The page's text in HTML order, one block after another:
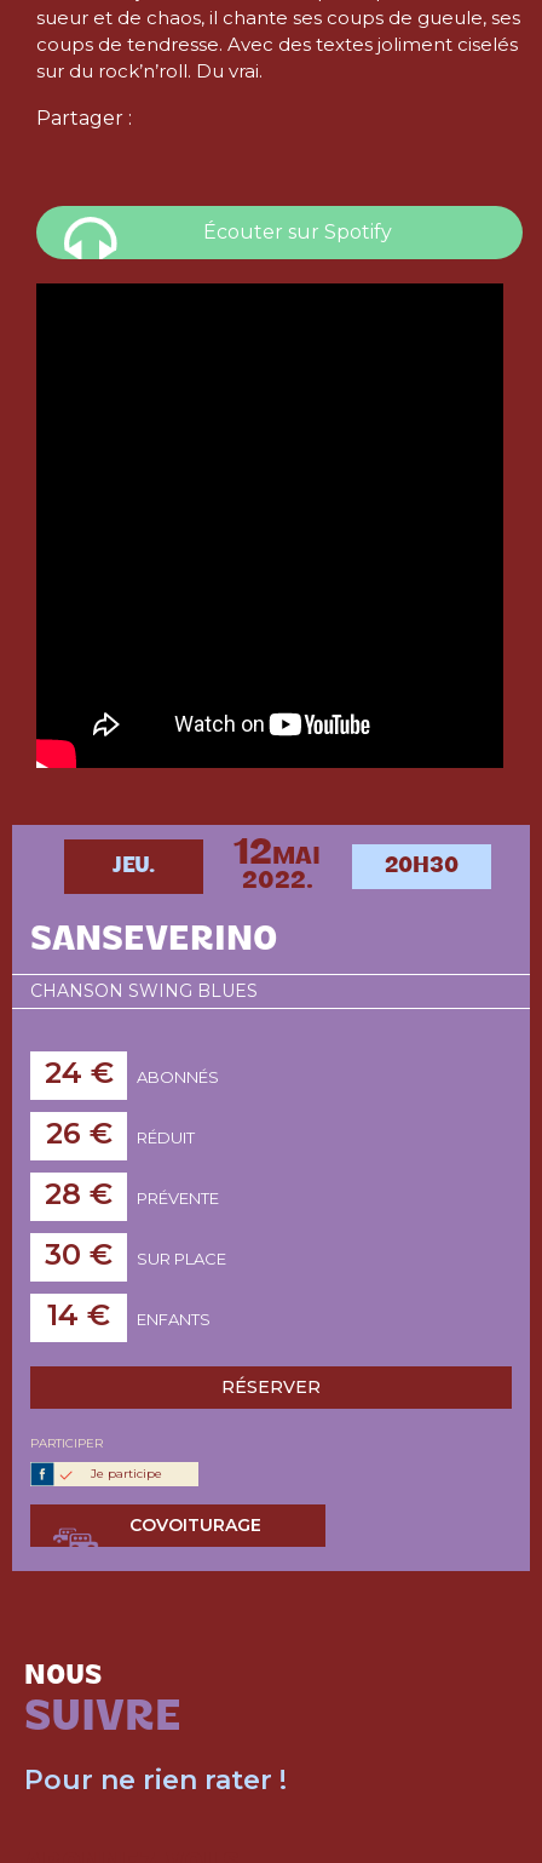
sueur et de chaos, il chante ses coups de gueule, ses
coups de tendresse. Avec des textes joliment ciselés
sur du rock’n’roll. Du vrai.
Partager :
Écouter sur Spotify
JEU. 12 MAI
2022.
20H30
SANSEVERINO
CHANSON SWING BLUES
24 € ABONNÉS
26 € RÉDUIT
28 € PRÉVENTE
30 € SUR PLACE
14 € ENFANTS
RÉSERVER
PARTICIPER
Je participe
COVOITURAGE
NOUS
SUIVRE
Pour ne rien rater !